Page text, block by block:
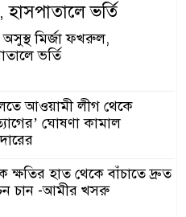
ভর্তি
মির্জা ফখরুল,
ভর্তি
আওয়ামী লীগ থেকে
ঘোষণা কামাল
ক্ষতির হাত থেকে বাঁচাতে দ্রুত
চান -আমীর খসরু